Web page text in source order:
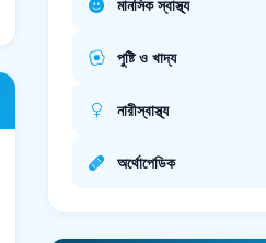
মানসিক স্বাস্থ্য
পুষ্টি ও খাদ্য
নারীস্বাস্থ্য
অর্থোপেডিক